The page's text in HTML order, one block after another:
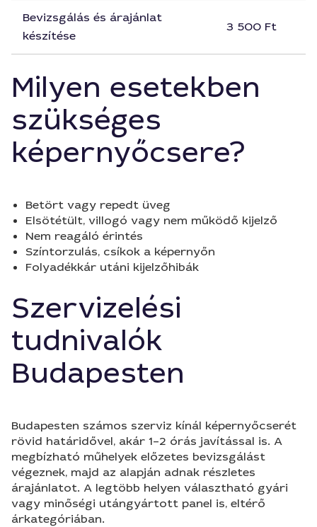
Bevizsgálás és árajánlat
készítése
3 500 Ft
Milyen esetekben
szükséges
képernyőcsere?
Betört vagy repedt üveg
Elsötétült, villogó vagy nem működő kijelző
Nem reagáló érintés
Színtorzulás, csíkok a képernyőn
Folyadékkár utáni kijelzőhibák
Szervizelési
tudnivalók
Budapesten
Budapesten számos szerviz kínál képernyőcserét
rövid határidővel, akár 1–2 órás javítással is. A
megbízható műhelyek előzetes bevizsgálást
végeznek, majd az alapján adnak részletes
árajánlatot. A legtöbb helyen választható gyári
vagy minőségi utángyártott panel is, eltérő
árkategóriában.